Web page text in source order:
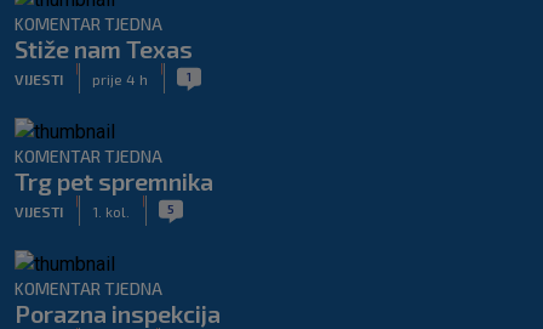
KOMENTAR TJEDNA
Stiže nam Texas
VIJESTI prije 4 h 1
KOMENTAR TJEDNA
Trg pet spremnika
VIJESTI 1. kol. 5
KOMENTAR TJEDNA
Porazna inspekcija